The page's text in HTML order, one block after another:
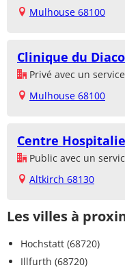
Mulhouse 68100
Clinique du
Privé avec un
Mulhouse 68100
Centre
Public avec un
Altkirch 68130
Les villes à
Hochstatt (68720)
Illfurth (68720)